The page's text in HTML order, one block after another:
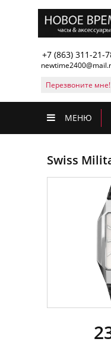
+7 (863) 311-21-
Перезвоните мне!
МЕНЮ
Swiss